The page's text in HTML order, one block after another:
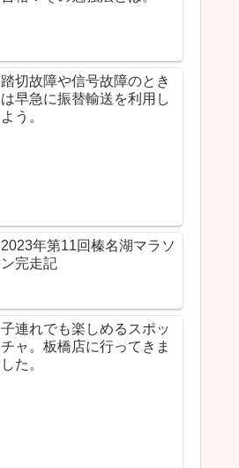
踏切故障や信号故障のとき
は早急に振替輸送を利用し
よう。
2023年第11回榛名湖マラソ
ン完走記
子連れでも楽しめるスポッ
チャ。板橋店に行ってきま
した。